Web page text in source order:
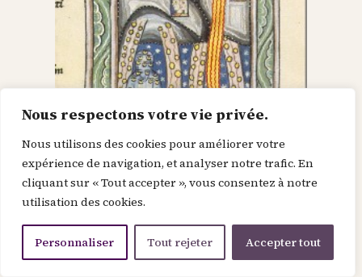
Nous respectons votre vie privée.
Nous utilisons des cookies pour améliorer votre
expérience de navigation, et analyser notre trafic. En
cliquant sur « Tout accepter », vous consentez à notre
utilisation des cookies.
Personnaliser Tout rejeter Accepter tout
Dieu dans le Christ,
recherche l’homme et
le renouvelle